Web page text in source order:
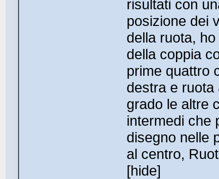
risultati con
posizione dei
della ruota,
della coppia
prime quattro
destra e
grado le altre
intermedi che
disegno nelle
al centro,
[hide]